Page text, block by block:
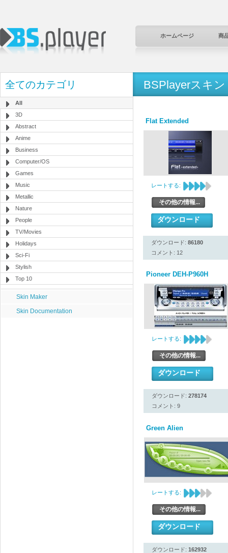
ホームページ 商
全てのカテゴリ
All
3D
Abstract
Anime
Business
Computer/OS
Games
Music
Metallic
Nature
People
TV/Movies
Holidays
Sci-Fi
Stylish
Top 10
Skin Maker
Skin Documentation
BSPlayerスキン
Flat Extended
レートする:
その他の情報...
ダウンロード
ダウンロード: 86180
コメント: 12
Pioneer DEH-P960H
レートする:
その他の情報...
ダウンロード
ダウンロード: 278174
コメント: 9
Green Alien
レートする:
その他の情報...
ダウンロード
ダウンロード: 162932